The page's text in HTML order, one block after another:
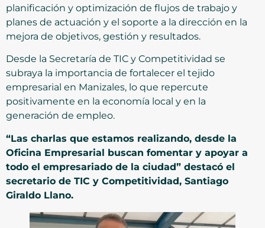
planificación y optimización de flujos de trabajo y
planes de actuación y el soporte a la dirección en la
mejora de objetivos, gestión y resultados.
Desde la Secretaría de TIC y Competitividad se
subraya la importancia de fortalecer el tejido
empresarial en Manizales, lo que repercute
positivamente en la economía local y en la
generación de empleo.
“Las charlas que estamos realizando, desde la
Oficina Empresarial buscan fomentar y apoyar a
todo el empresariado de la ciudad” destacó el
secretario de TIC y Competitividad, Santiago
Giraldo Llano.